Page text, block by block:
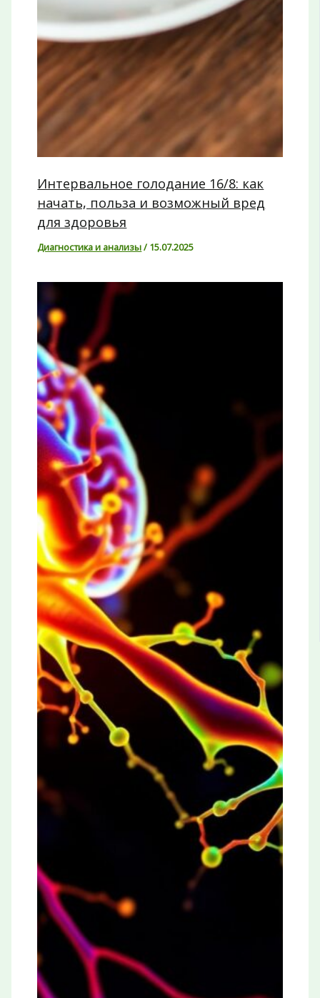
Интервальное голодание 16/8: как
начать, польза и возможный вред
для здоровья
Диагностика и анализы/ 15.07.2025